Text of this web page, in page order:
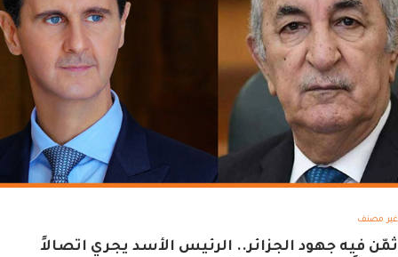
غير مصنف
ثمّن فيه جهود الجزائر.. الرئيس الأسد يجري اتصالاً